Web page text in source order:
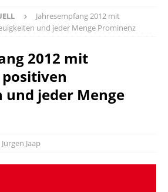
Jahresempfang 2012 mit
und jeder Menge Prominenz
2012 mit
und jeder Menge
Jürgen Jaap